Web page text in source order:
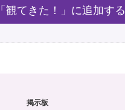
「観てきた！」に追加する
掲示板